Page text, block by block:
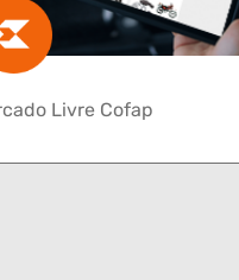
Livre Cofap